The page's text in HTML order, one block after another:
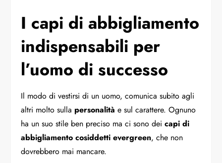
I capi di abbigliamento
indispensabili per
l’uomo di successo
Il modo di vestirsi di un uomo, comunica subito agli
altri molto sulla personalità e sul carattere. Ognuno
ha un suo stile ben preciso ma ci sono deicapi di
abbigliamento cosiddetti evergreen, che non
dovrebbero mai mancare.